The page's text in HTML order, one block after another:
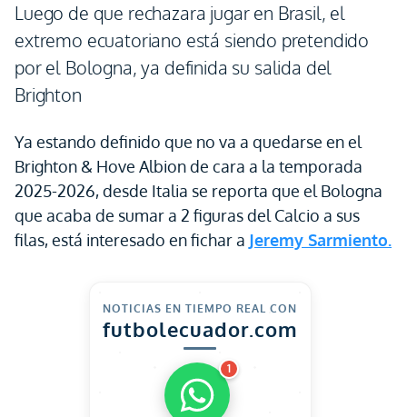
Luego de que rechazara jugar en Brasil, el
extremo ecuatoriano está siendo pretendido
por el Bologna, ya definida su salida del
Brighton
Ya estando definido que no va a quedarse en el
Brighton & Hove Albion de cara a la temporada
2025-2026, desde Italia se reporta que el Bologna
que acaba de sumar a 2 figuras del Calcio a sus
filas, está interesado en fichar a Jeremy Sarmiento.
NOTICIAS EN TIEMPO REAL CON
futbolecuador.com
1